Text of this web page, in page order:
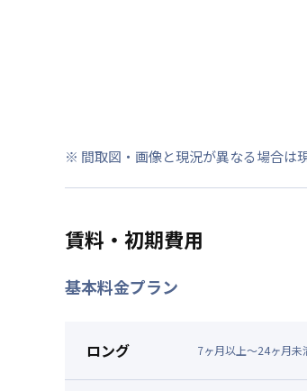
※ 間取図・画像と現況が異なる場合は
賃料・初期費用
基本料金プラン
ロング 7ヶ月以上～24ヶ月未